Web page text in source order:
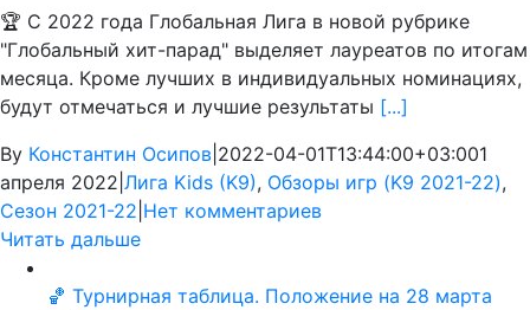
🏆 С 2022 года Глобальная Лига в новой рубрике
"Глобальный хит-парад" выделяет лауреатов по итогам
месяца. Кроме лучших в индивидуальных номинациях,
будут отмечаться и лучшие результаты [...]
By Константин Осипов 2022-04-01T13:44:00+03:001
апреля 2022 Лига Kids (K9), Обзоры игр (K9 2021-22),
Сезон 2021-22 Нет комментариев
Читать дальше
🏀 Турнирная таблица. Положение на 28 марта